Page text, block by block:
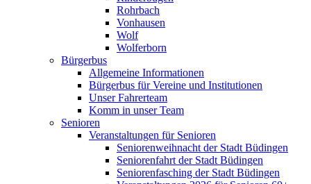
Rohrbach
Vonhausen
Wolf
Wolferborn
Bürgerbus
Allgemeine Informationen
Bürgerbus für Vereine und Institutionen
Unser Fahrerteam
Komm in unser Team
Senioren
Veranstaltungen für Senioren
Seniorenweihnacht der Stadt Büdingen
Seniorenfahrt der Stadt Büdingen
Seniorenfasching der Stadt Büdingen